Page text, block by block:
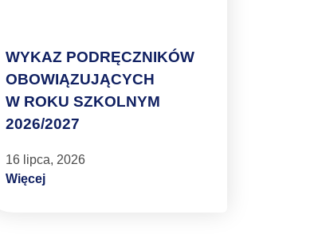
WYKAZ PODRĘCZNIKÓW
OBOWIĄZUJĄCYCH
W ROKU SZKOLNYM
2026/2027
16 lipca, 2026
Więcej